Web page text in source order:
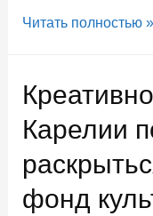
Глава
в
Петрозаводске
возводится
карельский
Склиф
Читать полностью »
Карелии
фонд